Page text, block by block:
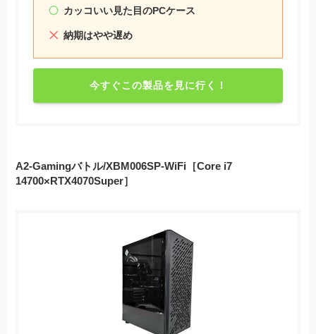
カッコいい見た目のPCケース
納期はやや遅め
今すぐこの製品を見に行く！
A2-Gamingバトル/XBM006SP-WiFi［Core i7
14700×RTX4070Super］